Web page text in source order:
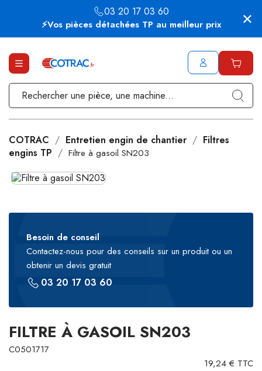
⚡Vos pièces détachées TP au meilleur prix
03 20 17 03 60
COTRAC Entretien engin de chantier
Filtres
engins TP
Filtre à gasoil SN203
Besoin de conseil
Contactez-nous pour des conseils sur un produit ou un
obtenir un devis gratuit
03 20 17 03 60
FILTRE À GASOIL SN203
C0501717
19,24 € TTC